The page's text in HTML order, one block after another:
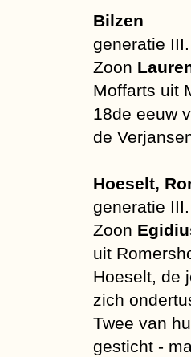
Bilzen
generatie
Zoon
Moffarts uit
18de eeuw
de
Hoeselt,
generatie
Zoon
uit
Hoeselt, de
zich
Twee van
gesticht -